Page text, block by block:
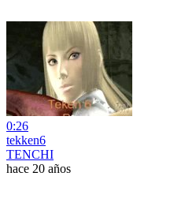
0:26
tekken6
TENCHI
hace 20 años